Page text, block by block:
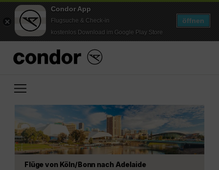
Condor App
Flugsuche & Check-in
kostenlos Download im Google Play Store
öffnen
Flüge von Köln/Bonn nach Adelaide